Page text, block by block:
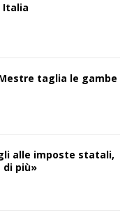
Italia
taglia le gambe
alle imposte statali,
di più»